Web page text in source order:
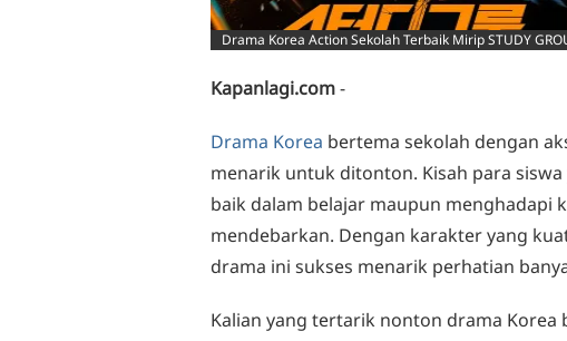
Drama Korea Action Sekolah Terbaik Mirip STUDY
Kapanlagi.com-
Drama Korea bertema sekolah dengan
menarik untuk ditonton. Kisah para
baik dalam belajar maupun menghadapi
mendebarkan. Dengan karakter yang
drama ini sukses menarik perhatian
Kalian yang tertarik nonton drama